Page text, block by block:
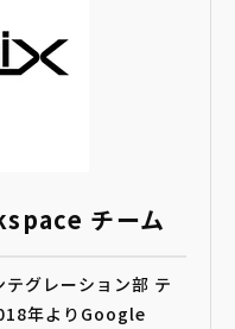
チーム
グレーション部 テ
年よりGoogle